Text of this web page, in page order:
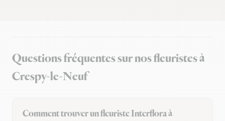
Questions fréquentes sur nos fleuristes à
Crespy-le-Neuf
Comment trouver un fleuriste Interflora à